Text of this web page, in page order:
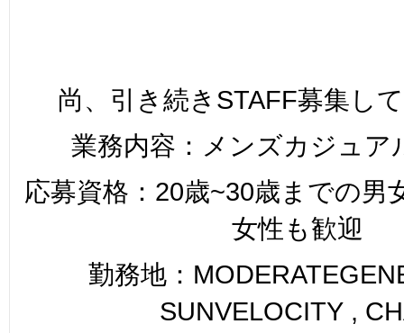
尚、引き続きSTAFF募集し
業務内容：メンズカジュア
応募資格：20歳~30歳までの
女性も歓迎
勤務地：
SUNVELOCITY ,